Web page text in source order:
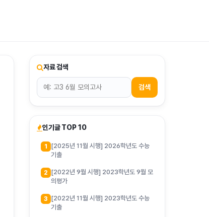
자료 검색
검색
인기글 TOP 10
1
[2025년 11월 시행] 2026학년도 수능
기출
2 [2022년 9월 시행] 2023학년도 9월 모
의평가
3 [2022년 11월 시행] 2023학년도 수능
기출